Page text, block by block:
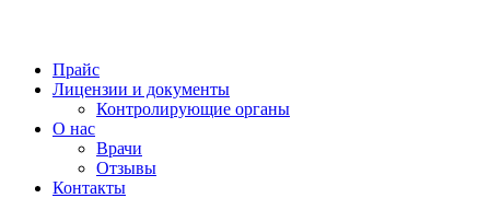
Прайс
Лицензии и документы
Контролирующие органы
О нас
Врачи
Отзывы
Контакты